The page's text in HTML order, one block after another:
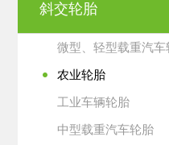
斜交轮胎
微型、轻型载重汽车
农业轮胎
工业车辆轮胎
中型载重汽车轮胎